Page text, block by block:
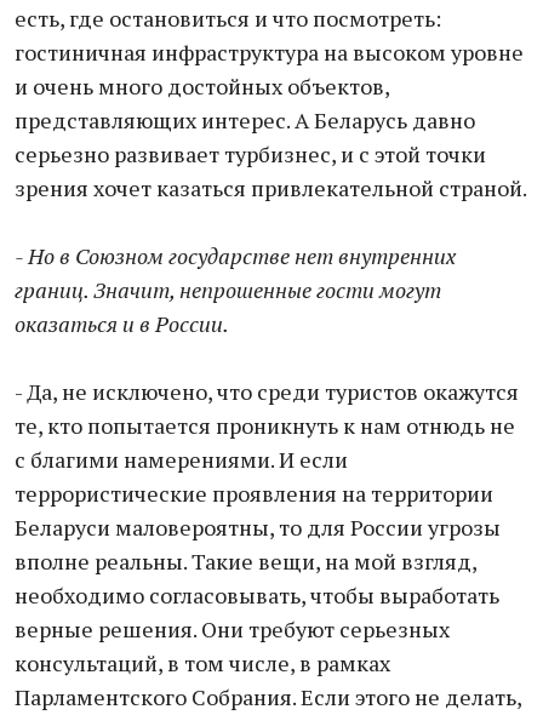
есть, где остановиться и что посмотреть:
гостиничная инфраструктура на высоком уровне
и очень много достойных объектов,
представляющих интерес. А Беларусь давно
серьезно развивает турбизнес, и с этой точки
зрения хочет казаться привлекательной страной.
- Но в Союзном государстве нет внутренних
границ. Значит, непрошенные гости могут
оказаться и в России.
- Да, не исключено, что среди туристов окажутся
те, кто попытается проникнуть к нам отнюдь не
с благими намерениями. И если
террористические проявления на территории
Беларуси маловероятны, то для России угрозы
вполне реальны. Такие вещи, на мой взгляд,
необходимо согласовывать, чтобы выработать
верные решения. Они требуют серьезных
консультаций, в том числе, в рамках
Парламентского Собрания. Если этого не делать,